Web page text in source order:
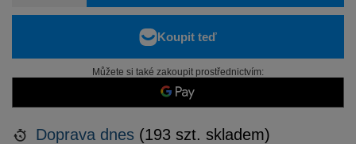
Můžete si také zakoupit prostřednictvím:
Doprava dnes (193 szt. skladem)